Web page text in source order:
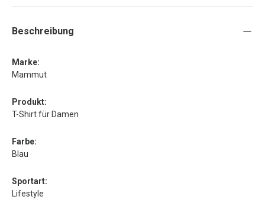
Beschreibung
Marke:
Mammut
Produkt:
T-Shirt für Damen
Farbe:
Blau
Sportart:
Lifestyle